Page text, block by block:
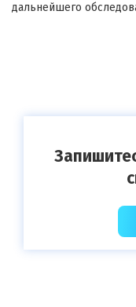
дальнейшего